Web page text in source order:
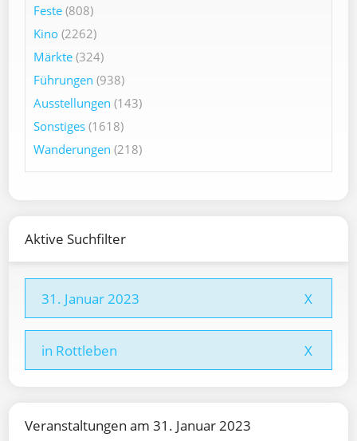
Feste (808)
Kino (2262)
Märkte (324)
Führungen (938)
Ausstellungen (143)
Sonstiges (1618)
Wanderungen (218)
Aktive Suchfilter
31. Januar 2023 X
in Rottleben X
Veranstaltungen am 31. Januar 2023